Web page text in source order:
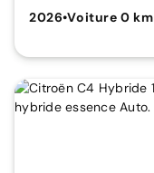
2026•Voiture 0 km